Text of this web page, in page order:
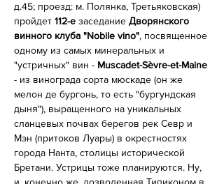
д.45; проезд: м. Полянка, Третьяковская)
пройдет 112-е заседание Дворянского
винного клуба "Nobile vino", посвященное
одному из самых минеральных и
"устричных" вин - Muscadet-Sèvre-et-Maine
- из винограда сорта мюскаде (он же
мелон де бургонь, то есть "бургундская
дыня"), выращенного на уникальных
сланцевых почвах берегов рек Севр и
Мэн (притоков Луары) в окрестностях
города Нанта, столицы исторической
Бретани. Устрицы тоже планируются. Ну,